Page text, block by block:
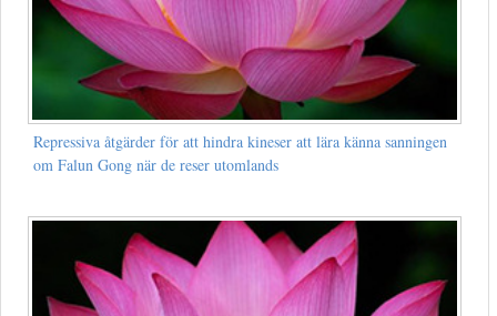
Repressiva åtgärder för att hindra kineser att lära känna sanningen
om Falun Gong när de reser utomlands